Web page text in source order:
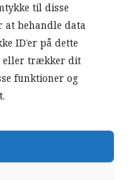
til disse
at behandle data
ID’er på dette
eller trækker dit
funktioner og
RSS FEEDS